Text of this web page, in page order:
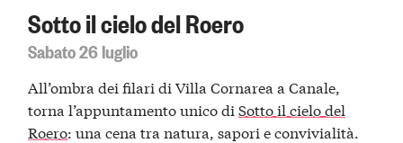
Sotto il cielo del Roero
Sabato 26 luglio
All’ombra dei filari di Villa Cornarea a Canale,
torna l’appuntamento unico diSotto il cielo del
Roero: una cena tra natura, sapori e convivialità.